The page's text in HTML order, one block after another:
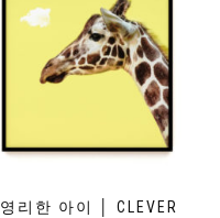
영리한 아이 │ CLEVER